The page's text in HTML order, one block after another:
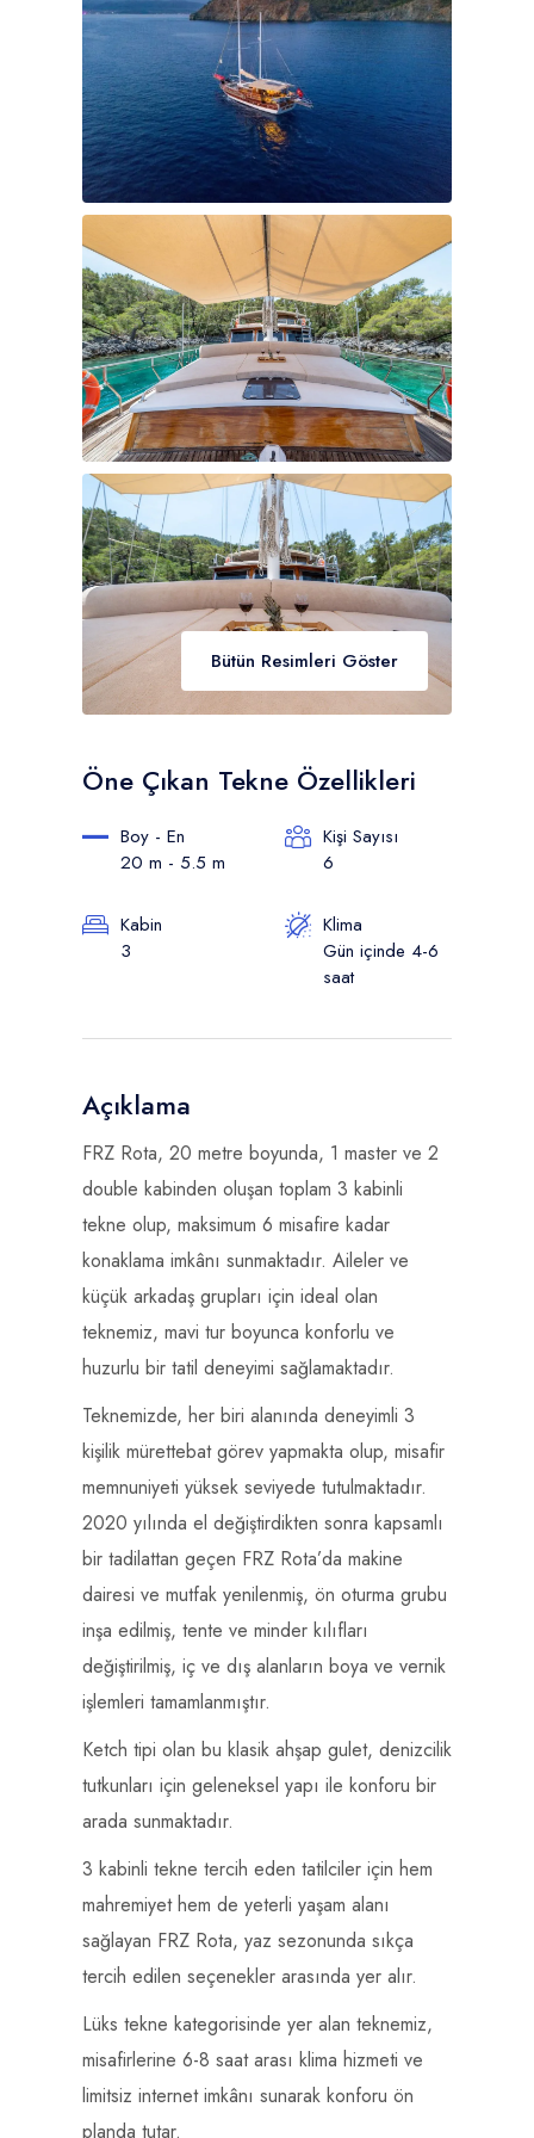
Bütün Resimleri Göster
Öne Çıkan Tekne Özellikleri
Boy - En
20 m - 5.5 m
Kişi Sayısı
6
Kabin
3
Klima
Gün içinde 4-6
saat
Açıklama
FRZ Rota, 20 metre boyunda, 1 master ve 2
double kabinden oluşan toplam 3 kabinli
tekne olup, maksimum 6 misafire kadar
konaklama imkânı sunmaktadır. Aileler ve
küçük arkadaş grupları için ideal olan
teknemiz, mavi tur boyunca konforlu ve
huzurlu bir tatil deneyimi sağlamaktadır.
Teknemizde, her biri alanında deneyimli 3
kişilik mürettebat görev yapmakta olup, misafir
memnuniyeti yüksek seviyede tutulmaktadır.
2020 yılında el değiştirdikten sonra kapsamlı
bir tadilattan geçen FRZ Rota’da makine
dairesi ve mutfak yenilenmiş, ön oturma grubu
inşa edilmiş, tente ve minder kılıfları
değiştirilmiş, iç ve dış alanların boya ve vernik
işlemleri tamamlanmıştır.
Ketch tipi olan bu klasik ahşap gulet, denizcilik
tutkunları için geleneksel yapı ile konforu bir
arada sunmaktadır.
3 kabinli tekne tercih eden tatilciler için hem
mahremiyet hem de yeterli yaşam alanı
sağlayan FRZ Rota, yaz sezonunda sıkça
tercih edilen seçenekler arasında yer alır.
Lüks tekne kategorisinde yer alan teknemiz,
misafirlerine 6-8 saat arası klima hizmeti ve
limitsiz internet imkânı sunarak konforu ön
planda tutar.